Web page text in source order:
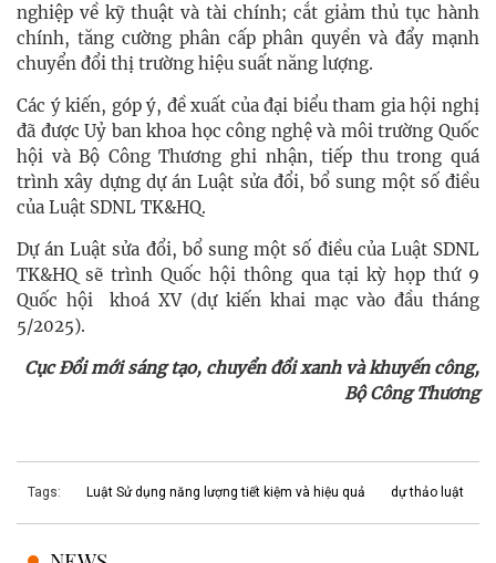
nghiệp về kỹ thuật và tài chính; cắt giảm thủ tục hành
chính, tăng cường phân cấp phân quyền và đẩy mạnh
chuyển đổi thị trường hiệu suất năng lượng.
Các ý kiến, góp ý, đề xuất của đại biểu tham gia hội nghị
đã được Uỷ ban khoa học công nghệ và môi trường Quốc
hội và Bộ Công Thương ghi nhận, tiếp thu trong quá
trình xây dựng dự án Luật sửa đổi, bổ sung một số điều
của Luật SDNL TK&HQ.
Dự án Luật sửa đổi, bổ sung một số điều của Luật SDNL
TK&HQ sẽ trình Quốc hội thông qua tại kỳ họp thứ 9
Quốc hội khoá XV (dự kiến khai mạc vào đầu tháng
5/2025).
Cục Đổi mới sáng tạo, chuyển đổi xanh và khuyến công,
Bộ Công Thương
Tags: Luật Sử dụng năng lượng tiết kiệm và hiệu quả dự thảo luật